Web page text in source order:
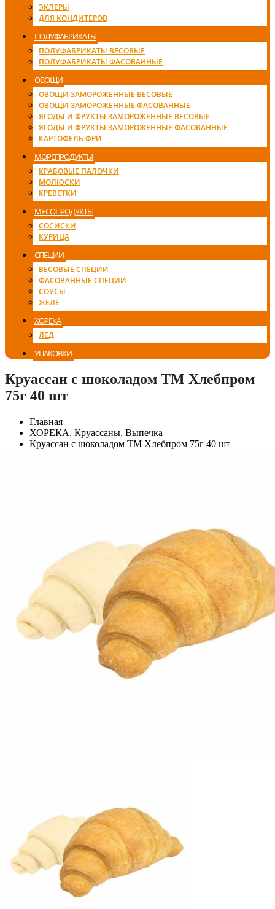
ЭКЛЕРЫ
ДЛЯ КОНДИТЕРОВ
ПОЛУФАБРИКАТЫ
ПОЛУФАБРИКАТЫ ВЕСОВЫЕ
ПОЛУФАБРИКАТЫ ФАСОВАННЫЕ
ОВОЩИ
ОВОЩИ ЗАМОРОЖЕННЫЕ ВЕСОВЫЕ
ОВОЩИ ЗАМОРОЖЕННЫЕ ФАСОВАННЫЕ
ЯГОДЫ И ФРУКТЫ ЗАМОРОЖЕННЫЕ ВЕСОВЫЕ
ЯГОДЫ И ФРУКТЫ ЗАМОРОЖЕННЫЕ ФАСОВАННЫЕ
КАРТОФЕЛЬ ФРИ
МОРЕПРОДУКТЫ
КРАБОВЫЕ ПАЛОЧКИ
МОЛЮСКИ
КРЕВЕТКИ
МЯСОПРОДУКТЫ
СОСИСКИ
КУРИЦА
СПЕЦИИ
ВЕСОВЫЕ СПЕЦИИ
ФАСОВАННЫЕ СПЕЦИИ
СОУСЫ
ЖЕЛЕ
ХОРЕКА
ЛЕД
УПАКОВКИ
Круассан с шоколадом ТМ Хлебпром
75г 40 шт
Главная
ХОРЕКА, Круассаны, Выпечка
Круассан с шоколадом ТМ Хлебпром 75г 40 шт